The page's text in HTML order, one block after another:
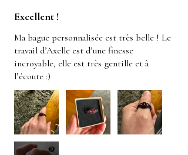
Excellent !
Ma bague personnalisée est très belle ! Le
travail d’Axelle est d’une finesse
incroyable, elle est très gentille et à
l’écoute :)